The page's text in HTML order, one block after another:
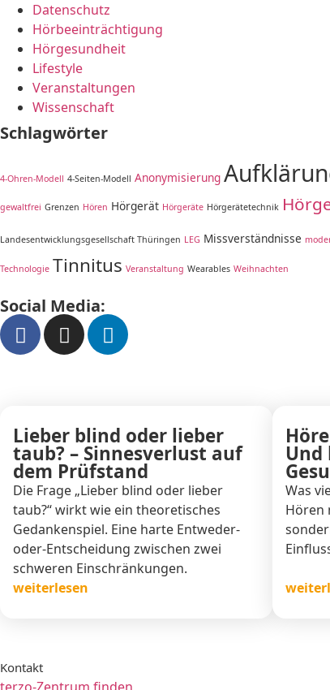
Datenschutz
Hörbeeinträchtigung
Hörgesundheit
Lifestyle
Veranstaltungen
Wissenschaft
Schlagwörter
4-Ohren-Modell 4-Seiten-Modell Anonymisierung
gewaltfrei Grenzen Hören Hörgerät Hörgeräte Hörgerätetechnik
Landesentwicklungsgesellschaft Thüringen LEG Missverständnisse
Technologie Tinnitus Veranstaltung Wearables Weihnachten
Social Media:
Lieber blind oder lieber
taub? – Sinnesverlust auf
dem Prüfstand
Die Frage „Lieber blind oder lieber
taub?“ wirkt wie ein theoretisches
Gedankenspiel. Eine harte Entweder-
oder-Entscheidung zwischen zwei
schweren Einschränkungen.
weiterlesen
Und
Was
Hören
Kontakt